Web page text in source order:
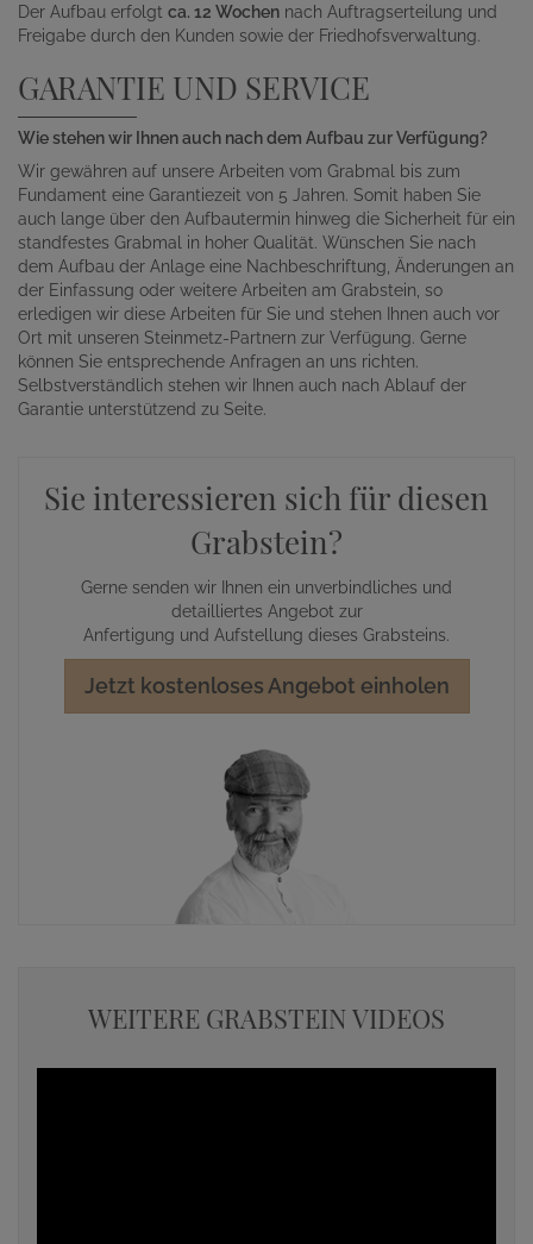
Der Aufbau erfolgt ca. 12 Wochen nach Auftragserteilung und
Freigabe durch den Kunden sowie der Friedhofsverwaltung.
GARANTIE UND SERVICE
Wie stehen wir Ihnen auch nach dem Aufbau zur Verfügung?
Wir gewähren auf unsere Arbeiten vom Grabmal bis zum
Fundament eine Garantiezeit von 5 Jahren. Somit haben Sie
auch lange über den Aufbautermin hinweg die Sicherheit für ein
standfestes Grabmal in hoher Qualität. Wünschen Sie nach
dem Aufbau der Anlage eine Nachbeschriftung, Änderungen an
der Einfassung oder weitere Arbeiten am Grabstein, so
erledigen wir diese Arbeiten für Sie und stehen Ihnen auch vor
Ort mit unseren Steinmetz-Partnern zur Verfügung. Gerne
können Sie entsprechende Anfragen an uns richten.
Selbstverständlich stehen wir Ihnen auch nach Ablauf der
Garantie unterstützend zu Seite.
Sie interessieren sich für diesen
Grabstein?
Gerne senden wir Ihnen ein unverbindliches und
detailliertes Angebot zur
Anfertigung und Aufstellung dieses Grabsteins.
Jetzt kostenloses Angebot einholen
WEITERE GRABSTEIN VIDEOS